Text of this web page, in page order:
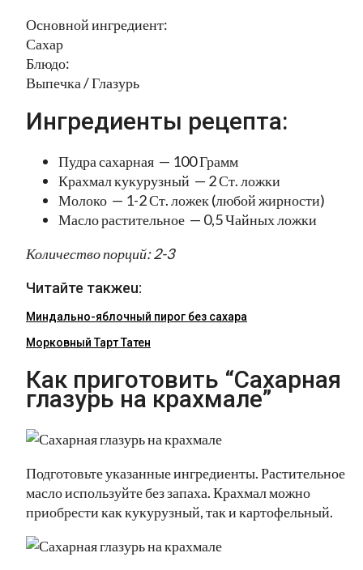
Основной ингредиент:
Сахар
Блюдо:
Выпечка / Глазурь
Ингредиенты рецепта:
Пудра сахарная — 100 Грамм
Крахмал кукурузный — 2 Ст. ложки
Молоко — 1-2 Ст. ложек (любой жирности)
Масло растительное — 0,5 Чайных ложки
Количество порций: 2-3
Читайте такжеu:
Миндально-яблочный пирог без сахара
Морковный Тарт Татен
Как приготовить “Сахарная
глазурь на крахмале”
Подготовьте указанные ингредиенты. Растительное
масло используйте без запаха. Крахмал можно
приобрести как кукурузный, так и картофельный.